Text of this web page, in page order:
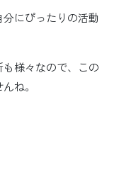
にぴったりの活動
様々なので、この
ね。